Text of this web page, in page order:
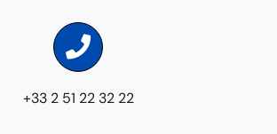
+33 2 51 22 32 22